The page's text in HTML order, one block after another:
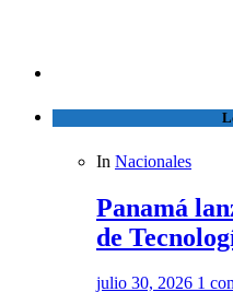
In Nacionales
Panamá
de
julio 30, 2026 1